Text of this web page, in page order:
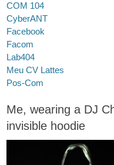
COM 104
CyberANT
Facebook
Facom
Lab404
Meu CV Lattes
Pos-Com
Me, wearing a DJ
invisible hoodie